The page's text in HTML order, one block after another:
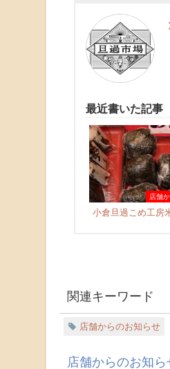
最近書いた記事
店舗
小倉旦過こめ工房
関連キーワード
店舗からのお知らせ
店舗からのお知ら